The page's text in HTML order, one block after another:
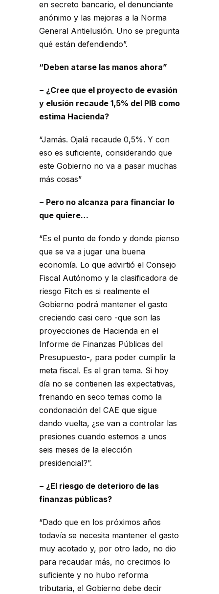
en secreto bancario, el denunciante
anónimo y las mejoras a la Norma
General Antielusión. Uno se pregunta
qué están defendiendo”.
“Deben atarse las manos ahora”
− ¿Cree que el proyecto de evasión
y elusión recaude 1,5% del PIB como
estima Hacienda?
“Jamás. Ojalá recaude 0,5%. Y con
eso es suficiente, considerando que
este Gobierno no va a pasar muchas
más cosas”
− Pero no alcanza para financiar lo
que quiere…
“Es el punto de fondo y donde pienso
que se va a jugar una buena
economía. Lo que advirtió el Consejo
Fiscal Autónomo y la clasificadora de
riesgo Fitch es si realmente el
Gobierno podrá mantener el gasto
creciendo casi cero -que son las
proyecciones de Hacienda en el
Informe de Finanzas Públicas del
Presupuesto-, para poder cumplir la
meta fiscal. Es el gran tema. Si hoy
día no se contienen las expectativas,
frenando en seco temas como la
condonación del CAE que sigue
dando vuelta, ¿se van a controlar las
presiones cuando estemos a unos
seis meses de la elección
presidencial?”.
− ¿El riesgo de deterioro de las
finanzas públicas?
“Dado que en los próximos años
todavía se necesita mantener el gasto
muy acotado y, por otro lado, no dio
para recaudar más, no crecimos lo
suficiente y no hubo reforma
tributaria, el Gobierno debe decir